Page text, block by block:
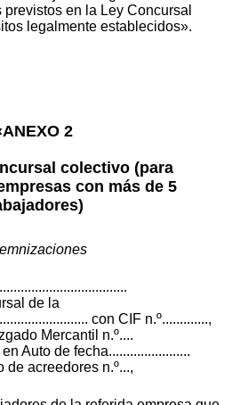
en la Ley Concursal
legalmente establecidos».
2
colectivo (para
con más de 5
de la
con CIF n.º.............,
Mercantil n.º....
Auto de fecha.......................
acreedores n.º...,